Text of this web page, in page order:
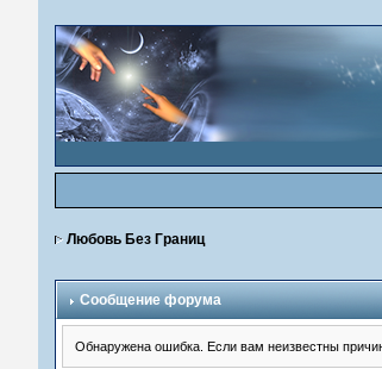
Любовь Без Границ
Сообщение форума
Обнаружена ошибка. Если вам неизвестны